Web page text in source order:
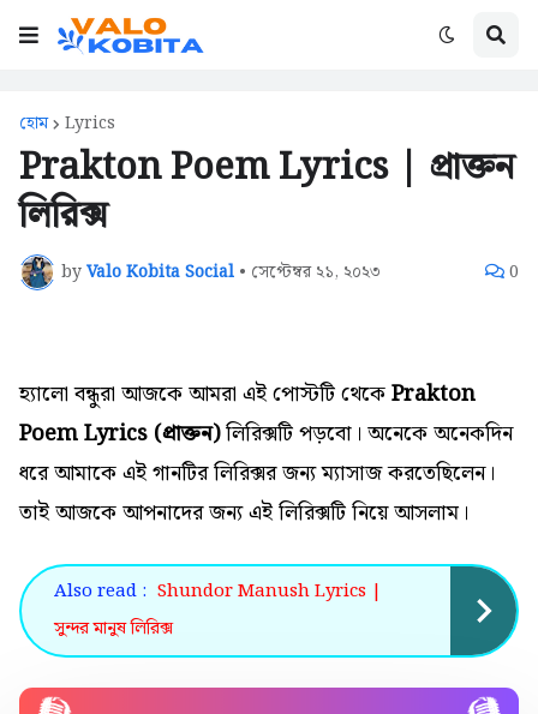
হোম Lyrics
Prakton Poem Lyrics | প্রাক্তন
লিরিক্স
byValo Kobita Social • সেপ্টেম্বর ২১, ২০২৩ 0
হ্যালো বন্ধুরা আজকে আমরা এই পোস্টটি থেকেPrakton
Poem Lyrics (প্রাক্তন)লিরিক্সটি পড়বো। অনেকেঅনেকদিন
ধরে আমাকে এই গানটিরলিরিক্সর জন্যম্যাসাজ করতেছিলেন।
তাই আজকে আপনাদের জন্য এইলিরিক্সটি নিয়ে আসলাম।
Also read : Shundor Manush Lyrics |
সুন্দর মানুষ লিরিক্স